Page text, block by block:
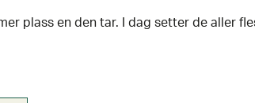
bytte rundt på sommer- og vintersaker.